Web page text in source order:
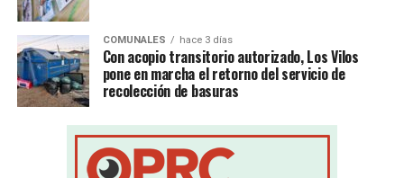
COMUNALES hace 3 días
Con acopio transitorio autorizado, Los Vilos
pone en marcha el retorno del servicio de
recolección de basuras